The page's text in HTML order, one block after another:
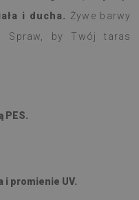
i ducha. Żywe barwy
Spraw, by Twój taras
PES.
i promienie UV.